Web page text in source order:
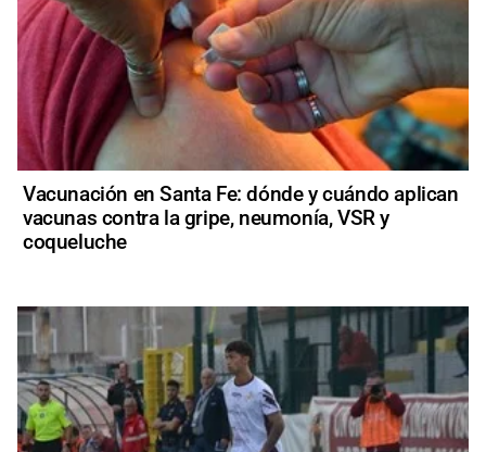
Vacunación en Santa Fe: dónde y cuándo aplican
vacunas contra la gripe, neumonía, VSR y
coqueluche